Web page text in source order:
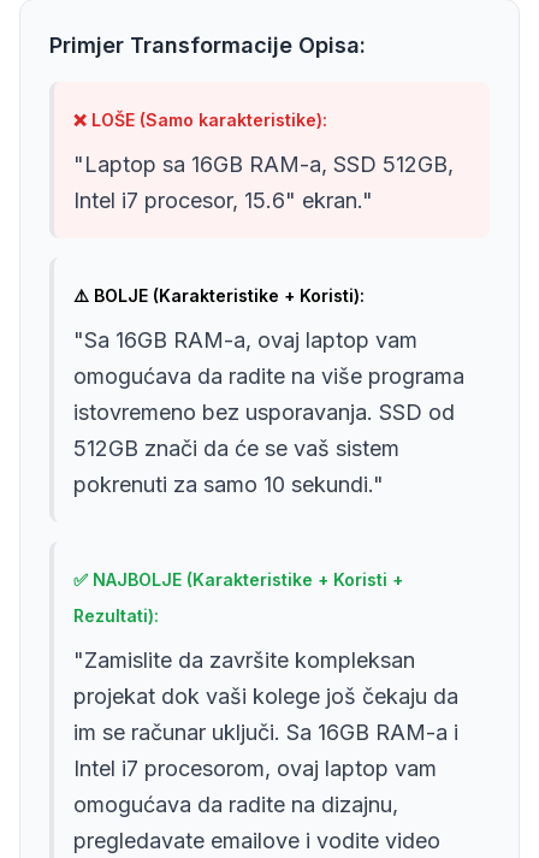
Primjer Transformacije Opisa:
❌ LOŠE (Samo karakteristike):
"Laptop sa 16GB RAM-a, SSD 512GB,
Intel i7 procesor, 15.6" ekran."
⚠️ BOLJE (Karakteristike + Koristi):
"Sa 16GB RAM-a, ovaj laptop vam
omogućava da radite na više programa
istovremeno bez usporavanja. SSD od
512GB znači da će se vaš sistem
pokrenuti za samo 10 sekundi."
✅ NAJBOLJE (Karakteristike + Koristi +
Rezultati):
"Zamislite da završite kompleksan
projekat dok vaši kolege još čekaju da
im se računar uključi. Sa 16GB RAM-a i
Intel i7 procesorom, ovaj laptop vam
omogućava da radite na dizajnu,
pregledavate emailove i vodite video